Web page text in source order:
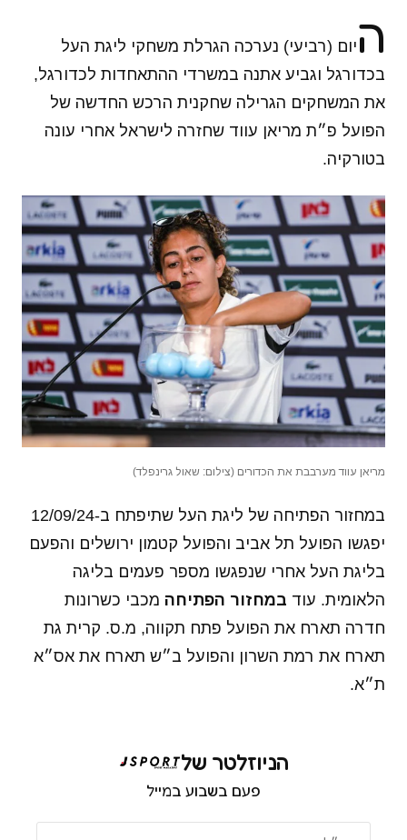
היום (רביעי) נערכה הגרלת משחקי ליגת העל
בכדורגל וגביע אתנה במשרדי ההתאחדות לכדורגל,
את המשחקים הגרילה שחקנית הרכש החדשה של
הפועל פ״ת מריאן עווד שחזרה לישראל אחרי עונה
בטורקיה.
מריאן עווד מערבבת את הכדורים (צילום: שאול גרינפלד)
במחזור הפתיחה של ליגת העל שתיפתח ב-12/09/24
יפגשו הפועל תל אביב והפועל קטמון ירושלים והפעם
בליגת העל אחרי שנפגשו מספר פעמים בליגה
הלאומית. עוד במחזור הפתיחה מכבי כשרונות
חדרה תארח את הפועל פתח תקווה, מ.ס. קרית גת
תארח את רמת השרון והפועל ב״ש תארח את אס״א
ת״א.
הניוזלטר של
פעם בשבוע במייל